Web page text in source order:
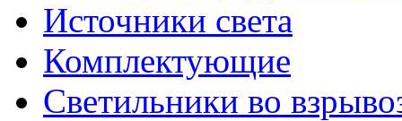
Источники света
Комплектующие
Светильники во